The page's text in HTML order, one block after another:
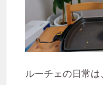
ルーチェの日常